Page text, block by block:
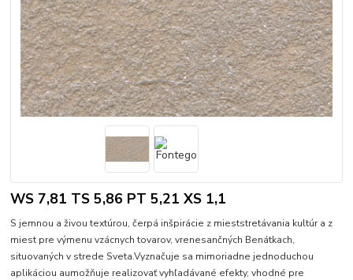
WS 7,81 TS 5,86 PT 5,21 XS 1,1
S jemnou a živou textúrou, čerpá inšpirácie z mieststretávania kultúr a z
miest pre výmenu vzácnych tovarov, vrenesančných Benátkach,
situovaných v strede Sveta.Vyznačuje sa mimoriadne jednoduchou
aplikáciou aumožňuje realizovať vyhľadávané efekty, vhodné pre